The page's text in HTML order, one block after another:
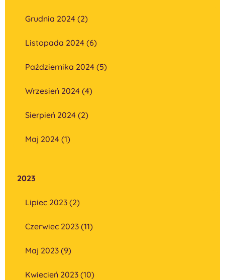
Grudnia 2024 (2)
Listopada 2024 (6)
Października 2024 (5)
Wrzesień 2024 (4)
Sierpień 2024 (2)
Maj 2024 (1)
2023
Lipiec 2023 (2)
Czerwiec 2023 (11)
Maj 2023 (9)
Kwiecień 2023 (10)